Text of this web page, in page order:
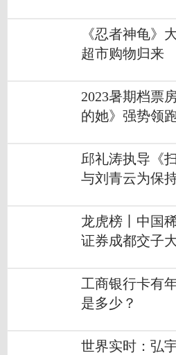
《忍者神龟》
超市购物归来
2023暑期档票
的她》强势领
邱礼涛执导《
与刘青云为保
龙虎榜丨中国
证券成都交子
工商银行卡有
是多少？
世界实时：弘